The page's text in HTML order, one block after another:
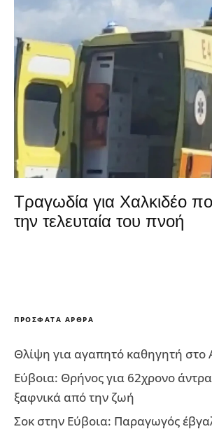
Τραγωδία για Χαλκιδέο
την τελευταία του πνοή
ΠΡΌΣΦΑΤΑ ΆΡΘΡΑ
Θλίψη για αγαπητό καθηγητή στο
Εύβοια: Θρήνος για 62χρονο
ξαφνικά από την ζωή
Σοκ στην Εύβοια: Παραγωγός